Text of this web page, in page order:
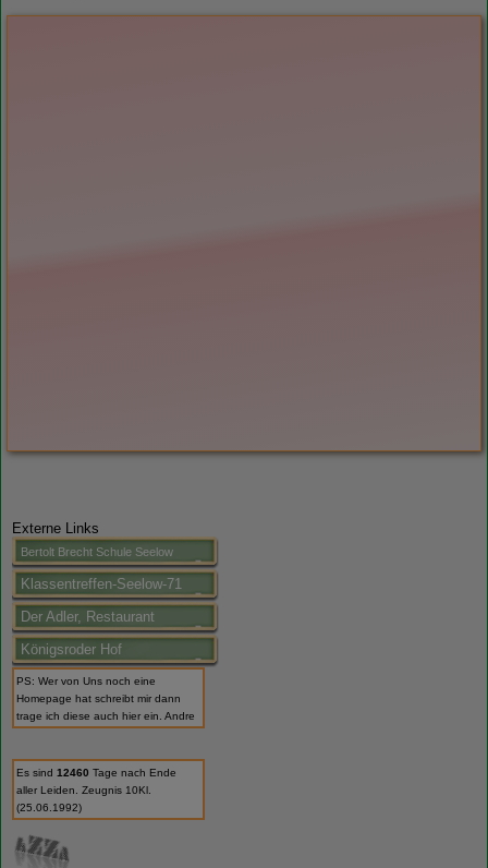
Externe Links
Bertolt Brecht Schule Seelow
Klassentreffen-Seelow-71
Der Adler, Restaurant
Königsroder Hof
PS: Wer von Uns noch eine
Homepage hat schreibt mir dann
trage ich diese auch hier ein. Andre
Es sind 12460 Tage nach Ende
aller Leiden. Zeugnis 10Kl.
(25.06.1992)